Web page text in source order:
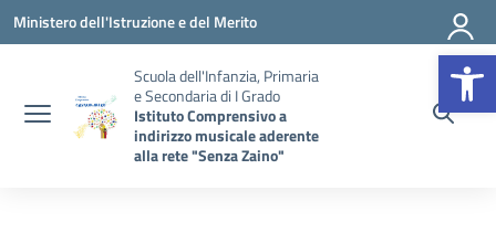
Vai ai contenuti
Vai al menu di navigazione
Vai al footer
Ministero dell'Istruzione e del Merito
Scuola dell'Infanzia, Primaria
e Secondaria di I Grado
Istituto Comprensivo a
indirizzo musicale aderente
alla rete "Senza Zaino"